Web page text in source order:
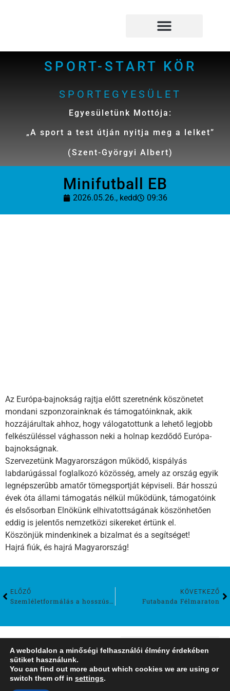
SPORT-START KÖR
SPORTEGYESÜLET
Egyesületünk Mottója:
„A sport a test útján nyitja meg a lelket”
(Szent-Györgyi Albert)
Minifutball EB
2026.05.26., kedd 09:36
Az Európa-bajnokság rajtja előtt szeretnénk köszönetet
mondani szponzorainknak és támogatóinknak, akik
hozzájárultak ahhoz, hogy válogatottunk a lehető legjobb
felkészüléssel vághasson neki a holnap kezdődő Európa-
bajnokságnak.
Szervezetünk Magyarországon működő, kispályás
labdarúgással foglalkozó közösség, amely az ország egyik
legnépszerűbb amatőr tömegsportját képviseli. Bár hosszú
évek óta állami támogatás nélkül működünk, támogatóink
és elsősorban Elnökünk elhivatottságának köszönhetően
eddig is jelentős nemzetközi sikereket értünk el.
Köszönjük mindenkinek a bizalmat és a segítséget!
Hajrá fiúk, és hajrá Magyarország!
ELŐZŐ
Szemléletformálás a hosszúsétatéri oviban
KÖVETKEZŐ
Futabanda Félmaraton
A weboldalon a minőségi felhasználói élmény érdekében
sütiket használunk.
You can find out more about which cookies we are using or
switch them off in settings.